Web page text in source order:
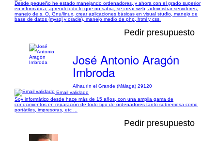
Desde pequeño he estado manejando ordenadores, y ahora con el grado superior
en informática, aprendi todo lo que no sabia, se crear web, administrar servidores,
manejo de s. O. Gnu/linux, crear aplicaciones básicas en visual studio, manejo de
base de datos (mysql y oracle), manejo medio de php, html y css.
Pedir presupuesto
José Antonio Aragón
Imbroda
Alhaurín el Grande (Málaga) 29120
Email validado
Soy informático desde hace más de 15 años, con una amplia gama de
conocimientos en reparación de todo tipo de ordenadores tanto sobremesa como
portátiles, impresoras, etc ...
Pedir presupuesto